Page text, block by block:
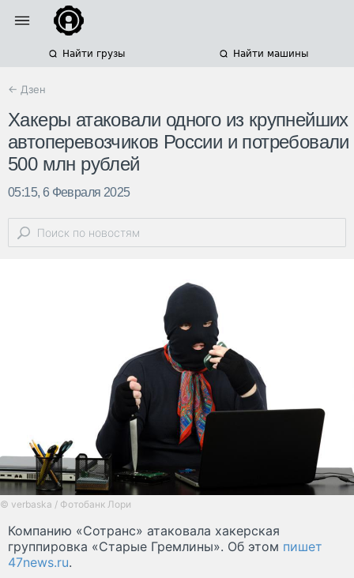
Найти грузы Найти машины
← Дзен
Хакеры атаковали одного из крупнейших
автоперевозчиков России и потребовали
500 млн рублей
05:15, 6 Февраля 2025
© verbaska / Фотобанк Лори
Компанию «Сотранс» атаковала хакерская
группировка «Старые Гремлины». Об этом пишет
47news.ru.